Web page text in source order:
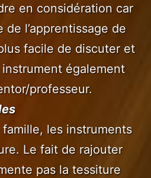
en considération car
l’apprentissage de
facile de discuter et
également
professeur.
les instruments
Le fait de rajouter
pas la tessiture